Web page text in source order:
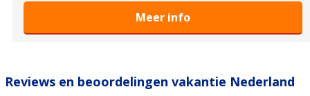
Meer info
Reviews en beoordelingen vakantie Nederland